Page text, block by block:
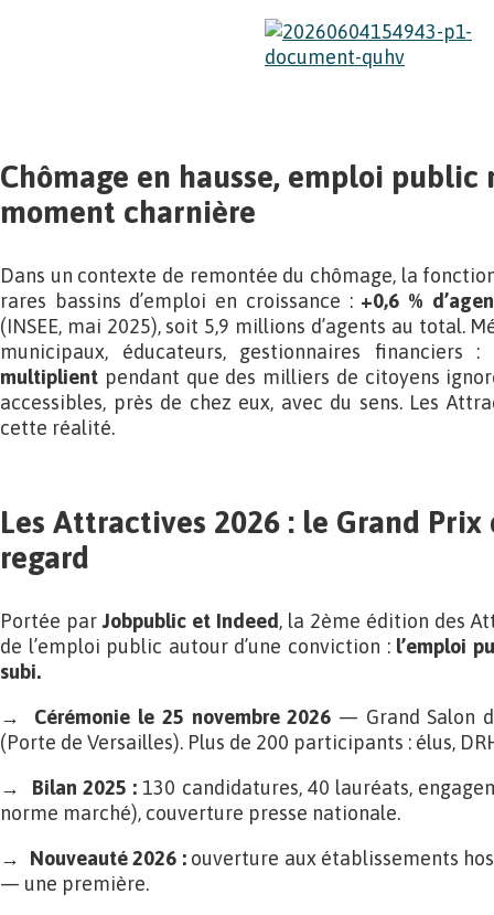
Chômage en hausse, emploi public
moment charnière
Dans un contexte de remontée du chômage, la
rares bassins d’emploi en croissance : +0,6 %
(INSEE, mai 2025), soit 5,9 millions d’agents au total.
municipaux, éducateurs, gestionnaires financiers :
multiplient pendant que des milliers de citoyens
accessibles, près de chez eux, avec du sens. Les
cette réalité.
Les Attractives 2026 : le Grand
regard
Portée parJobpublic et Indeed, la 2ème édition des
de l’emploi public autour d’une conviction : l’emploi
subi.
→ Cérémonie le 25 novembre 2026 — Grand Salon
(Porte de Versailles). Plus de 200 participants : élus,
→ Bilan 2025 : 130 candidatures, 40 lauréats,
norme marché), couverture presse nationale.
→ Nouveauté 2026 : ouverture aux établissements
— une première.